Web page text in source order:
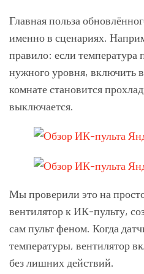
Главная польза
именно в сценариях.
правило: если
нужного уровня, включить
комнате становится
выключается.
Мы проверили это на
вентилятор к ИК-пульту,
сам пульт феном. Когда
температуры, вентилятор
без лишних действий.